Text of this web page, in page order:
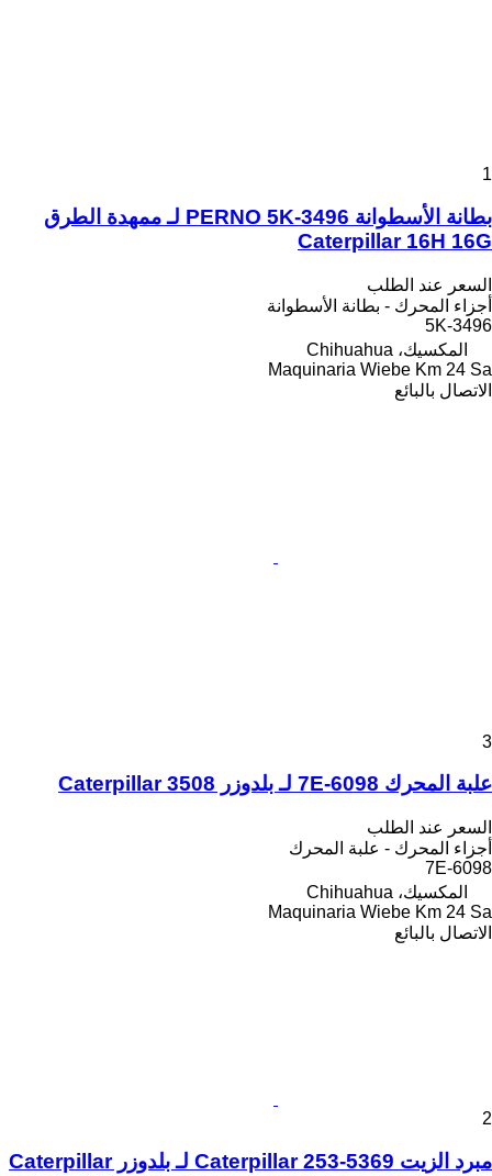
1
بطانة الأسطوانة PERNO 5K-3496 لـ ممهدة الطرق
Caterpillar 16H 16G
السعر عند الطلب
أجزاء المحرك - بطانة الأسطوانة
5K-3496
المكسيك، Chihuahua
Maquinaria Wiebe Km 24 Sa
الاتصال بالبائع
3
علبة المحرك 7E-6098 لـ بلدوزر Caterpillar 3508
السعر عند الطلب
أجزاء المحرك - علبة المحرك
7E-6098
المكسيك، Chihuahua
Maquinaria Wiebe Km 24 Sa
الاتصال بالبائع
2
مبرد الزيت Caterpillar 253-5369 لـ بلدوزر Caterpillar